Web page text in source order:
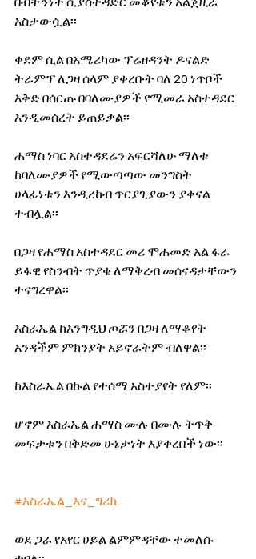
በብቸኝነት ሲያስተዳድር መቆየቱን አልጀዚራ
አስታውሷል፡፡
ቀደም ሲል በአሜሪካው ፕሬዘዳንት ዶናልድ
ትራምፕ ለጋዛ ሰላም ያቀረቡት ባለ 20 ነጥቦች
እቅድ በሰርጡ በባለሙያዎች የሚመራ አስተዳደር
እንዲመሰረት ይጠይቃል፡፡
ሐማስ ነባር አስተዳደሬን አፍርሻለሁ ማለቱ
ከባለሙያዎች የሚውጣጣው መንግስት
ሀላፊነቱን እንዲረከብ ጥርያጊያውን ያቀናል
ተብሏል፡፡
በጋዛ የሐማስ አስተዳደር መሪ ሞሐመድ አል ፋራ
ይፋዊ የስንብት ጥያቄ ለማቅረብ መሰናዳታቸውን
ተናግረዋል፡፡
እስራኤል ከእንግዲህ ጦሯን በጋዛ ለማቆየት
አንዳችም ምክንያት አይኖራትም ብለዋል፡፡
ከእስራኤል በኩል የተሰማ አስተያየት የለም፡፡
ሆኖም እስራኤል ሐማስ ሙሉ በሙሉ ትጥቅ
መፍታቱን በቅድመ ሁኔታነት እያቀረበች ነው፡፡
#እስራኤል_እና_ግሪክ
ወደ ጋራ የአየር ሀይል ልምምዳቸው ተመለሱ